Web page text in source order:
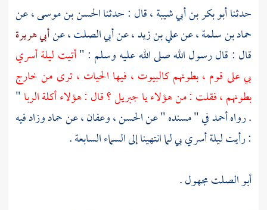
حدثناأبو بكر بن أبي شيبة ،قال : حدثناالحسن بن موسى ،عن
حماد بن سلمة ،عنعلي بن زيد ،عنأبي الصلت ،عنأبي هريرة
قال : قال رسول الله صلى الله عليه وسلم : "أتيت ليلة أسري
بي على قوم ، بطونهم كالبيوت ، فيها الحيات ، ترى من خارج
بطونهم ، فقلت : من هؤلاء ياجبريل ؟قال : هؤلاء أكلة الربا"
. رواهأحمدفي " مسنده " عنالحسن ،وعفان ،عنحمادوزاد فيه
: رأيت ليلة أسري بي لما انتهينا إلى السماء السابعة .
أبو الصلتمجهول .